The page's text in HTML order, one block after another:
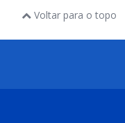
Voltar para o topo